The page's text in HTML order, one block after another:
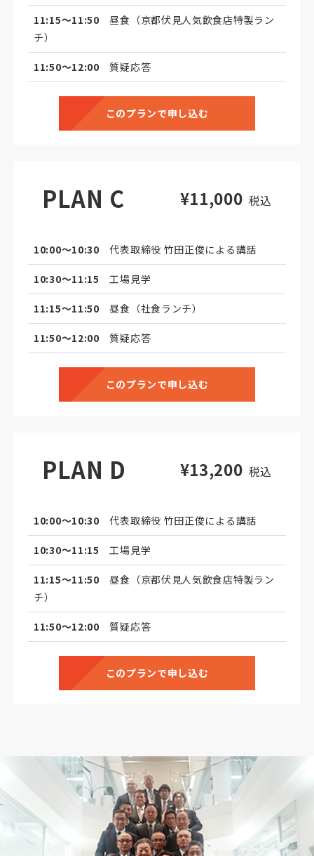
11:15～11:50 昼食（京都伏見人気飲食店特製ラン
チ）
11:50～12:00 質疑応答
このプランで申し込む
PLAN C ¥11,000 税込
10:00～10:30 代表取締役 竹田正俊による講話
10:30～11:15 工場見学
11:15～11:50 昼食（社食ランチ）
11:50～12:00 質疑応答
このプランで申し込む
PLAN D ¥13,200 税込
10:00～10:30 代表取締役 竹田正俊による講話
10:30～11:15 工場見学
11:15～11:50 昼食（京都伏見人気飲食店特製ラン
チ）
11:50～12:00 質疑応答
このプランで申し込む